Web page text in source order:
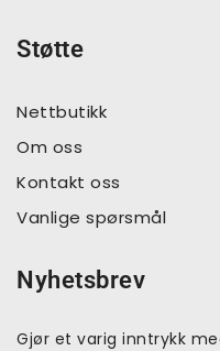
Støtte
Nettbutikk
Om oss
Kontakt oss
Vanlige spørsmål
Nyhetsbrev
Gjør et varig inntrykk